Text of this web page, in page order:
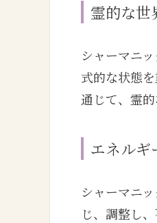
霊的な世
シャーマニ
式的な状態
通じて、霊
エネルギ
シャーマニ
じ、調整し